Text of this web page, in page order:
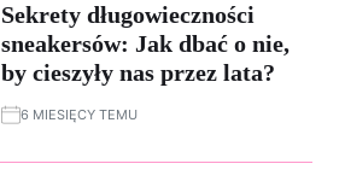
Sekrety długowieczności
sneakersów: Jak dbać o nie,
by cieszyły nas przez lata?
6 MIESIĘCY TEMU